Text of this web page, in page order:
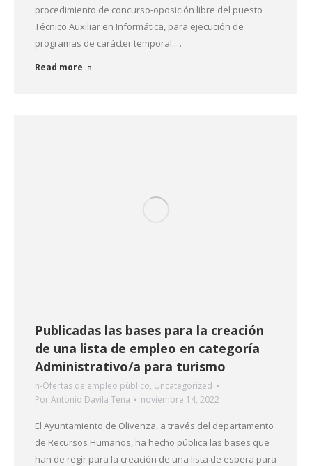
procedimiento de concurso-oposición libre del puesto
Técnico Auxiliar en Informática, para ejecución de
programas de carácter temporal.…
Read more
Publicadas las bases para la creación
de una lista de empleo en categoría
Administrativo/a para turismo
n-Ofertas de empleo público, Uncategorized
PorAntonio Davila Tena noviembre 14, 2022
El Ayuntamiento de Olivenza, a través del departamento
de Recursos Humanos, ha hecho pública las bases que
han de regir para la creación de una lista de espera para